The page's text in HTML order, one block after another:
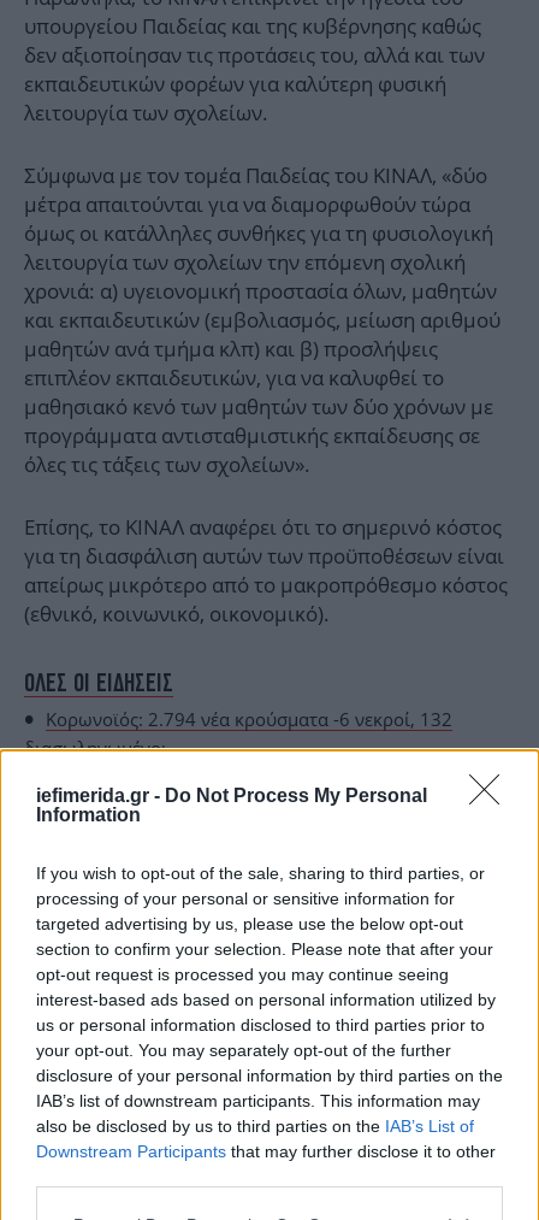
iefimerida.gr - Do Not Process My Personal
Information
If you wish to opt-out of the sale, sharing to third parties, or
processing of your personal or sensitive information for
targeted advertising by us, please use the below opt-out
section to confirm your selection. Please note that after your
opt-out request is processed you may continue seeing
interest-based ads based on personal information utilized by
us or personal information disclosed to third parties prior to
your opt-out. You may separately opt-out of the further
disclosure of your personal information by third parties on the
IAB’s list of downstream participants. This information may
also be disclosed by us to third parties on the IAB’s List of
Downstream Participants that may further disclose it to other
υπουργείου Παιδείας και της κυβέρνησης καθώς
δεν αξιοποίησαν τις προτάσεις του, αλλά και των
εκπαιδευτικών φορέων για καλύτερη φυσική
λειτουργία των σχολείων.
Σύμφωνα με τον τομέα Παιδείας του ΚΙΝΑΛ, «δύο
μέτρα απαιτούνται για να διαμορφωθούν τώρα
όμως οι κατάλληλες συνθήκες για τη φυσιολογική
λειτουργία των σχολείων την επόμενη σχολική
χρονιά: α) υγειονομική προστασία όλων, μαθητών
και εκπαιδευτικών (εμβολιασμός, μείωση αριθμού
μαθητών ανά τμήμα κλπ) και β) προσλήψεις
επιπλέον εκπαιδευτικών, για να καλυφθεί το
μαθησιακό κενό των μαθητών των δύο χρόνων με
προγράμματα αντισταθμιστικής εκπαίδευσης σε
όλες τις τάξεις των σχολείων».
Επίσης, το ΚΙΝΑΛ αναφέρει ότι το σημερινό κόστος
για τη διασφάλιση αυτών των προϋποθέσεων είναι
απείρως μικρότερο από το μακροπρόθεσμο κόστος
(εθνικό, κοινωνικό, οικονομικό).
ΟΛΕΣ ΟΙ ΕΙΔΗΣΕΙΣ
Κορωνοϊός: 2.794 νέα κρούσματα -6 νεκροί, 132
διασωληνωμένοι
ECDC: Επιδεινώθηκε η κατάσταση στην Ελλάδα -Στο
«κόκκινο» Αττική και Κρήτη
ζούσε στο διαμέρισμα-κολαστήριο της 19χρονης -Τι
καταγγέλλει η μητέρα